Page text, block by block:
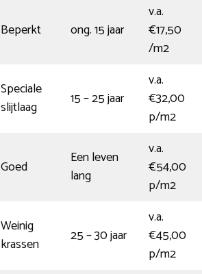
Beperkt ong. 15 jaar
v.a.
€17,50
/m2
Speciale
slijtlaag
15 – 25 jaar
v.a.
€32,00
p/m2
Goed
Een leven
lang
v.a.
€54,00
p/m2
Weinig
krassen
25 – 30 jaar
v.a.
€45,00
p/m2